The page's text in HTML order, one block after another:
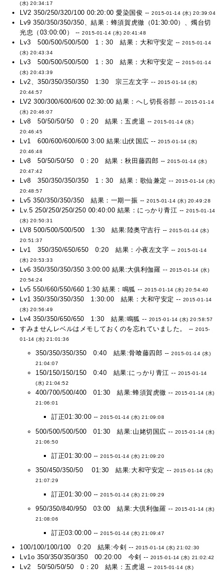
(水) 20:34:17
LV2 350/250/320/100 00:20:00 愛染国俊 --2015-01-14 (水) 20:39:04
Lv9 350/350/350/350、結果：蜂須賀虎徹（01:30:00）、燭台切
光忠（03:00:00） --2015-01-14 (水) 20:41:48
Lv3 500/500/500/500 1：30 結果：大和守安定 --2015-01-14
(水) 20:43:34
Lv3 500/500/500/500 1：30 結果：大和守安定 --2015-01-14
(水) 20:43:39
Lv2、350/350/350/350 1:30 宗三左文字 -- 2015-01-14 (水)
20:44:57
LV2 300/300/600/600 02:30:00 結果：へし切長谷部 -- 2015-01-14
(水) 20:46:07
Lv8 50/50/50/50 0：20 結果：五虎退 --2015-01-14 (水)
20:46:45
Lv1 600/600/600/600 3:00 結果:山伏国広 -- 2015-01-14 (水)
20:46:48
Lv8 50/50/50/50 0：20 結果：秋田藤四郎 --2015-01-14 (水)
20:47:42
Lv8 350/350/350/350 1：30 結果：歌仙兼定 -- 2015-01-14 (水)
20:48:57
Lv5 350/350/350/350 結果：一期一振 --2015-01-14 (水) 20:49:28
Lv.5 250/250/250/250 00:40:00 結果：にっかり青江 --2015-01-14
(水) 20:50:31
LV8 500/500/500/500 1:30 結果:陸奥守吉行 --2015-01-14 (水)
20:51:37
Lv1 350/350/650/650 0:20 結果：小夜左文字 --2015-01-14
(水) 20:53:33
Lv6 350/350/350/350 3:00:00 結果:大俱利伽羅 -- 2015-01-14 (水)
20:54:24
Lv5 550/660/550/660 1:30 結果：鳴狐 -- 2015-01-14 (水) 20:54:40
Lv1 350/350/350/350 1:30:00 結果：大和守安定 -- 2015-01-14
(水) 20:56:49
Lv4 350/350/650/650 1:30 結果:鳴狐 -- 2015-01-14 (水) 20:58:57
すみませんレベルはメモしておくのを忘れていました。 --2015-
01-14 (水) 21:01:36
350/350/350/350 0:40 結果:骨喰藤四郎 --2015-01-14 (水)
21:04:07
150/150/150/150 0:40 結果:にっかり青江 -- 2015-01-14
(水) 21:04:52
400/700/500/400 01:30 結果:蜂須賀虎徹 -- 2015-01-14 (水)
21:06:01
訂正01:30:00 --2015-01-14 (水) 21:09:08
500/500/500/500 01:30 結果:山姥切国広 -- 2015-01-14 (水)
21:06:50
訂正01:30:00 --2015-01-14 (水) 21:09:20
350/450/350/50 01:30 結果:大和守安定 -- 2015-01-14 (水)
21:07:29
訂正01:30:00 --2015-01-14 (水) 21:09:29
950/350/840/950 03:00 結果:大倶利伽羅 -- 2015-01-14 (水)
21:08:06
訂正03:00:00 --2015-01-14 (水) 21:09:47
100/100/100/100 0:20 結果:今剣 -- 2015-01-14 (水) 21:02:30
Lv1o 350/350/350/350 00:20:00 今剣 -- 2015-01-14 (水) 21:02:42
Lv2 50/50/50/50 0：20 結果：五虎退 --2015-01-14 (水)